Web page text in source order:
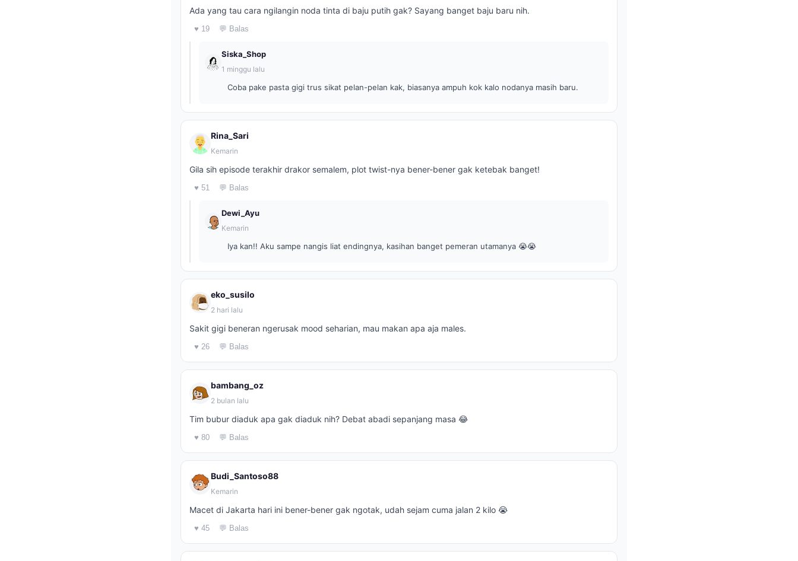
Ada yang tau cara ngilangin noda tinta di baju putih gak? Sayang banget baju baru nih.
♥ 19 💬 Balas
Siska_Shop
1 minggu lalu
Coba pake pasta gigi trus sikat pelan-pelan kak, biasanya ampuh kok kalo nodanya masih baru.
Rina_Sari
Kemarin
Gila sih episode terakhir drakor semalem, plot twist-nya bener-bener gak ketebak banget!
♥ 51 💬 Balas
Dewi_Ayu
Kemarin
Iya kan!! Aku sampe nangis liat endingnya, kasihan banget pemeran utamanya 😭😭
eko_susilo
2 hari lalu
Sakit gigi beneran ngerusak mood seharian, mau makan apa aja males.
♥ 26 💬 Balas
bambang_oz
2 bulan lalu
Tim bubur diaduk apa gak diaduk nih? Debat abadi sepanjang masa 😂
♥ 80 💬 Balas
Budi_Santoso88
Kemarin
Macet di Jakarta hari ini bener-bener gak ngotak, udah sejam cuma jalan 2 kilo 😭
♥ 45 💬 Balas